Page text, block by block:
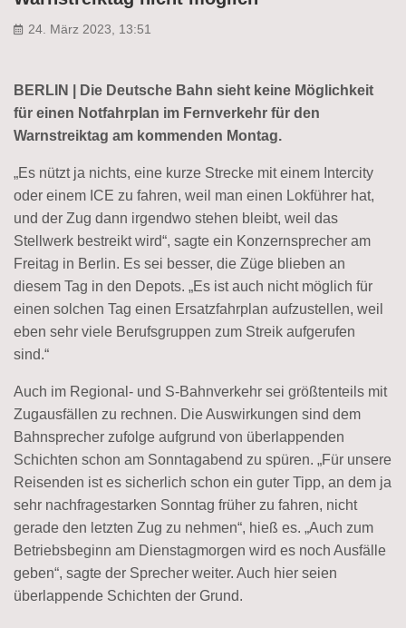
24. März 2023, 13:51
BERLIN | Die Deutsche Bahn sieht keine Möglichkeit
für einen Notfahrplan im Fernverkehr für den
Warnstreiktag am kommenden Montag.
„Es nützt ja nichts, eine kurze Strecke mit einem Intercity
oder einem ICE zu fahren, weil man einen Lokführer hat,
und der Zug dann irgendwo stehen bleibt, weil das
Stellwerk bestreikt wird“, sagte ein Konzernsprecher am
Freitag in Berlin. Es sei besser, die Züge blieben an
diesem Tag in den Depots. „Es ist auch nicht möglich für
einen solchen Tag einen Ersatzfahrplan aufzustellen, weil
eben sehr viele Berufsgruppen zum Streik aufgerufen
sind.“
Auch im Regional- und S-Bahnverkehr sei größtenteils mit
Zugausfällen zu rechnen. Die Auswirkungen sind dem
Bahnsprecher zufolge aufgrund von überlappenden
Schichten schon am Sonntagabend zu spüren. „Für unsere
Reisenden ist es sicherlich schon ein guter Tipp, an dem ja
sehr nachfragestarken Sonntag früher zu fahren, nicht
gerade den letzten Zug zu nehmen“, hieß es. „Auch zum
Betriebsbeginn am Dienstagmorgen wird es noch Ausfälle
geben“, sagte der Sprecher weiter. Auch hier seien
überlappende Schichten der Grund.